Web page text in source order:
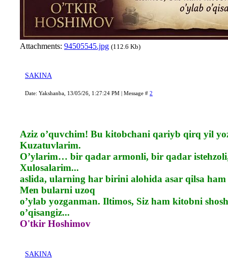
Attachments: 94505545.jpg (112.6 Kb)
SAKINA
Date: Yakshanba, 13/05/26, 1:27:24 PM | Message # 2
Aziz o’quvchim! Bu kitobchani qariyb qirq yil
Kuzatuvlarim.
O’ylarim… bir qadar armonli, bir qadar
Xulosalarim...
aslida, ularning har birini alohida asar qilsa
Men bularni uzoq
o’ylab yozganman. Iltimos, Siz ham kitobni
o’qisangiz...
O'tkir Hoshimov
SAKINA